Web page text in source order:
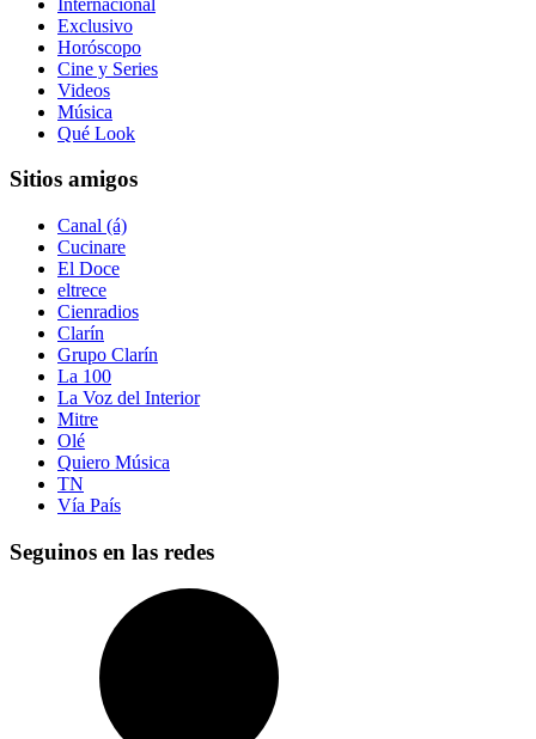
Exclusivo
Horóscopo
Cine y Series
Videos
Música
Qué Look
Sitios amigos
Canal (á)
Cucinare
El Doce
eltrece
Cienradios
Clarín
Grupo Clarín
La 100
La Voz del Interior
Mitre
Olé
Quiero Música
TN
Vía País
Seguinos en las redes